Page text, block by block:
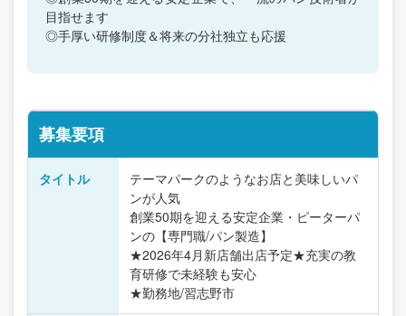
目指せます
◎手厚い研修制度＆将来の分社独立も応援
募集要項
タイトル
テーマパークのようなお店と美味しいパ
ンが人気
創業50期を迎える安定企業・ピーターパ
ンの【専門職/パン製造】
★2026年4月新店舗出店予定★充実の教
育研修で未経験も安心
★勤務地/習志野市